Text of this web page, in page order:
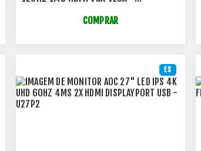
COMPRAR
ES